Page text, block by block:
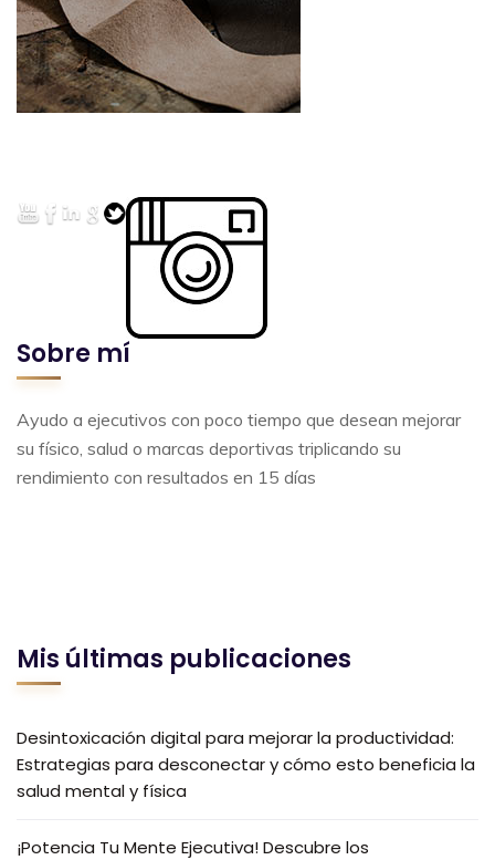
Sobre mí
Ayudo a ejecutivos con poco tiempo que desean mejorar
su físico, salud o marcas deportivas triplicando su
rendimiento con resultados en 15 días
Mis últimas publicaciones
Desintoxicación digital para mejorar la productividad:
Estrategias para desconectar y cómo esto beneficia la
salud mental y física
¡Potencia Tu Mente Ejecutiva! Descubre los